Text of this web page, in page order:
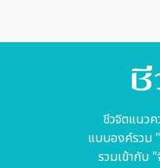
ชีวจิตแนว
แบบองค์รวม
รวมเข้ากับ